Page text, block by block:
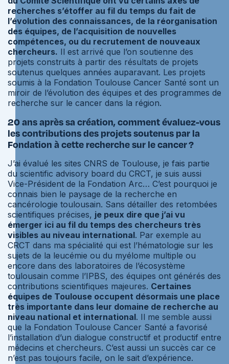
recherches s’étoffer au fil du temps du fait de
l’évolution des connaissances, de la réorganisation
des équipes, de l’acquisition de nouvelles
compétences, ou du recrutement de nouveaux
chercheurs. Il est arrivé que l’on soutienne des
projets construits à partir des résultats de projets
soutenus quelques années auparavant. Les projets
soumis à la Fondation Toulouse Cancer Santé sont un
miroir de l’évolution des équipes et des programmes de
recherche sur le cancer dans la région.
20 ans après sa création, comment évaluez-vous
les contributions des projets soutenus par la
Fondation à cette recherche sur le cancer ?
J’ai évalué les sites CNRS de Toulouse, je fais partie
du scientific advisory board du CRCT, je suis aussi
Vice-Président de la Fondation Arc… C’est pourquoi je
connais bien le paysage de la recherche en
cancérologie toulousain. Sans détailler des retombées
scientifiques précises, je peux dire que j’ai vu
émerger ici au fil du temps des chercheurs très
visibles au niveau international. Par exemple au
CRCT dans ma spécialité qui est l’hématologie sur les
sujets de la leucémie ou du myélome multiple ou
encore dans des laboratoires de l’écosystème
toulousain comme l’IPBS, des équipes ont générés des
contributions scientifiques majeures. Certaines
équipes de Toulouse occupent désormais une place
très importante dans leur domaine de recherche au
niveau national et international. Il me semble aussi
que la Fondation Toulouse Cancer Santé a favorisé
l’installation d’un dialogue constructif et productif entre
médecins et chercheurs. C’est aussi un succès car ce
n’est pas toujours facile, on le sait d’expérience.